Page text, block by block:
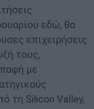
εδώ, θα
επιχειρήσεις
τους,
με
τη Silicon Valley,